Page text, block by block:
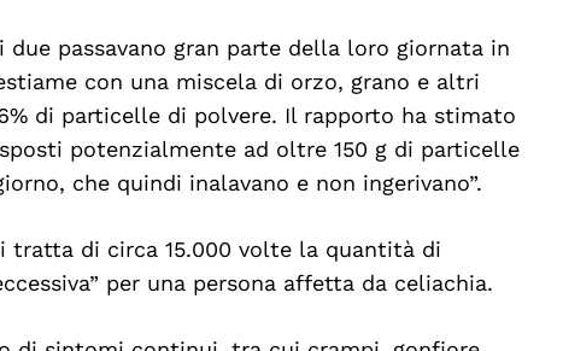
passavano gran parte della loro giornata in
con una miscela di orzo, grano e altri
di particelle di polvere. Il rapporto ha stimato
potenzialmente ad oltre 150 g di particelle
che quindi inalavano e non ingerivano”.
tratta di circa 15.000 volte la quantità di
per una persona affetta da celiachia.